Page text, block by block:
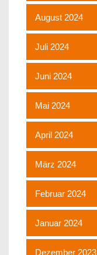
August 2024
Juli 2024
Juni 2024
Mai 2024
April 2024
März 2024
Februar 2024
Januar 2024
Dezember 2023